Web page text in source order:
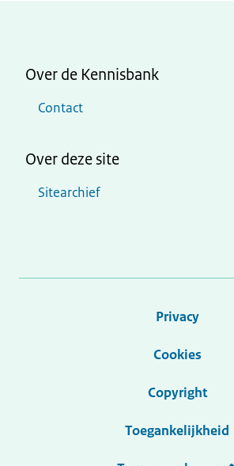
Over de Kennisbank
Contact
Over deze site
Sitearchief
Privacy
Cookies
Copyright
Toegankelijkheid